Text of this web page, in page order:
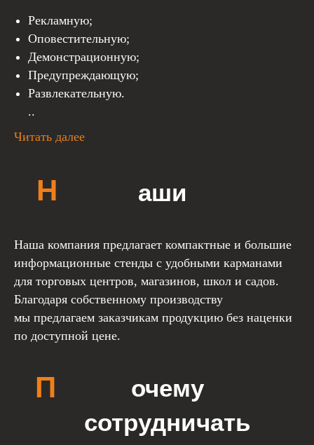
Рекламную;
Оповестительную;
Демонстрационную;
Предупреждающую;
Развлекательную.
..
Читать далее
Наша компания предлагает компактные и большие
информационные стенды с удобными карманами
для торговых центров, магазинов, школ и садов.
Благодаря собственному производству
мы предлагаем заказчикам продукцию без наценки
по доступной цене.